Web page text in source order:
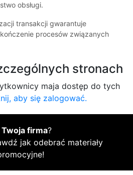
obsługi.
transakcji gwarantuje
procesów związanych
stronach
maja dostęp do tych
aby się zalogować.
Twoja firma?
jak odebrać materiały